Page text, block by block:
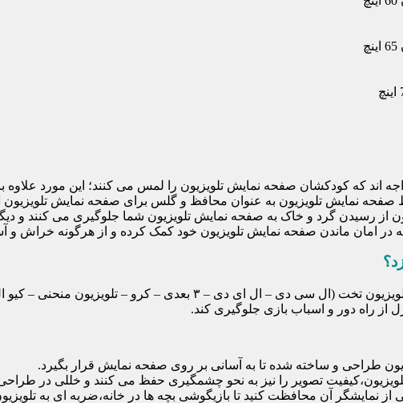
اند که کودکشان صفحه نمایش تلویزیون را لمس می کنند؛ این مورد
نمایش تلویزیون به عنوان محافظ و گلس برای صفحه نمایش تلویزیون
از رسیدن گرد و خاک به صفحه نمایش تلویزیون شما جلوگیری می کنند و
به در امان ماندن صفحه نمایش تلویزیون خود کمک کرده و از هرگونه خراش
محافظ صفحه تلویزیون یک محافظ شفاف است که روی یک تلویزیون تخت
راه دور و اسباب بازی جلوگیری کند.
طراحی و ساخته شده تا به آسانی بر روی صفحه نمایش قرار بگیرد.
نمایشگر آن محافظت کنید تا بازیگوشی بچه ها در خانه،ضربه ای به